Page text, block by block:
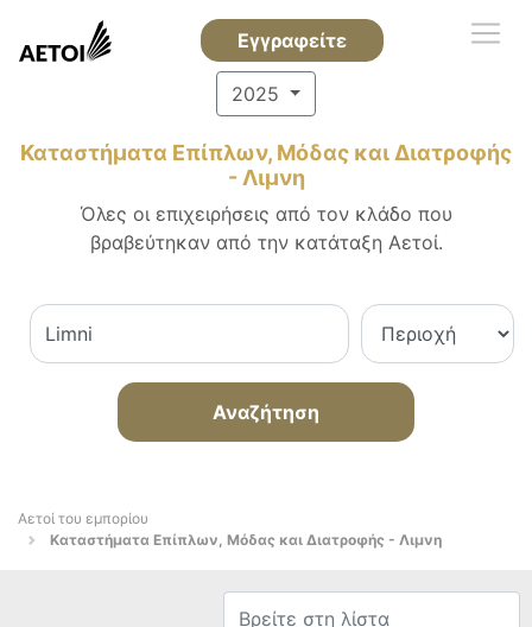
Εγγραφείτε
2025
Καταστήματα Επίπλων, Μόδας και Διατροφής
- Λιμνη
Όλες οι επιχειρήσεις από τον κλάδο που
βραβεύτηκαν από την κατάταξη Αετοί.
Αναζήτηση
Αετοί του εμπορίου
Καταστήματα Επίπλων, Μόδας και Διατροφής - Λιμνη